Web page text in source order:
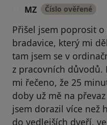
MZ Číslo ověřené
Přišel jsem poprosit
bradavice, který mi
tam jsem se v
z pracovních důvodů.
mi řečeno, že 25
doby už mě na
jsem dorazil více než
do vedlejších dveří,